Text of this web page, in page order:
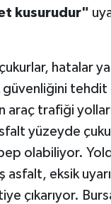
kusurudur"
hatalar
güvenliğini
araç trafiği
yüzeyde
olabiliyor.
asfalt, eksik
çıkarıyor.